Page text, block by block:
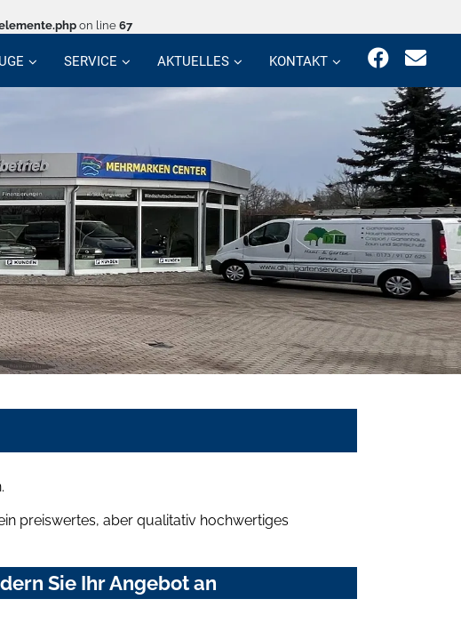
on line 67
SERVICE AKTUELLES KONTAKT
preiswertes, aber qualitativ hochwertiges
Sie Ihr Angebot an